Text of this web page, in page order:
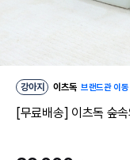
강아지 이츠독 브랜드관 이동
[무료배송] 이츠독 숲